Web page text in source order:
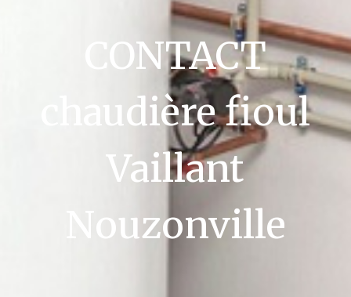
CONTACT
chaudière fioul
Vaillant
Nouzonville